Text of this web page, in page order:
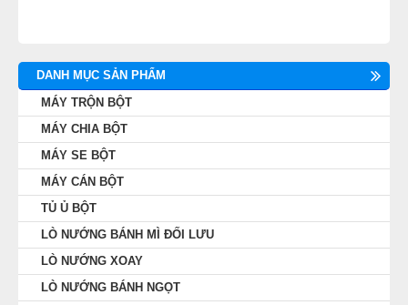
DANH MỤC SẢN PHẨM
MÁY TRỘN BỘT
MÁY CHIA BỘT
MÁY SE BỘT
MÁY CÁN BỘT
TỦ Ủ BỘT
LÒ NƯỚNG BÁNH MÌ ĐỐI LƯU
LÒ NƯỚNG XOAY
LÒ NƯỚNG BÁNH NGỌT